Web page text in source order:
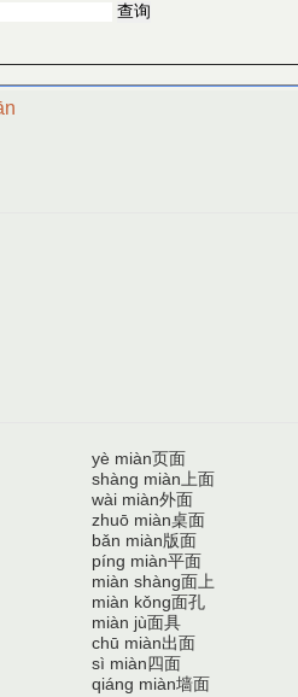
yè miàn页面
shàng miàn上面
wài miàn外面
zhuō miàn桌面
bǎn miàn版面
píng miàn平面
miàn shàng面上
miàn kǒng面孔
miàn jù面具
chū miàn出面
sì miàn四面
qiáng miàn墙面